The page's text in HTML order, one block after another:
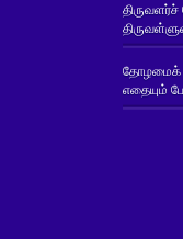
தோழமைக்
எதையும்